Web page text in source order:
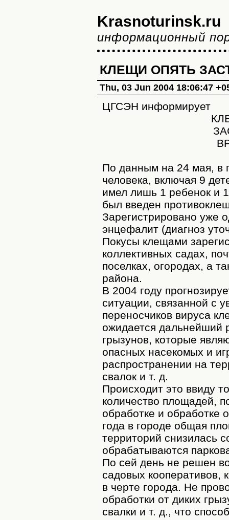
Krasnoturinsk.ru
информационный
КЛЕЩИ ОПЯТЬ
Thu, 03 Jun 2004 18:06:47
ЦГСЭН информирует
По данным на 24 мая, в
человека, включая 9
имел лишь 1 ребенок и
был введен
Зарегистрировано уже
энцефалит (диагноз
Покусы клещами
коллективных садах,
поселках, огородах, а
района.
В 2004 году
ситуации, связанной с
переносчиков вируса
ожидается дальнейший
грызунов, которые
опасных насекомых и
распространении на
свалок и т. д.
Происходит это ввиду
количество площадей,
обработке и обработке
года в городе общая
территорий снизилась
обрабатываются
По сей день не решен
садовых кооперативов,
в черте города. Не
обработки от диких
свалки и т. д., что